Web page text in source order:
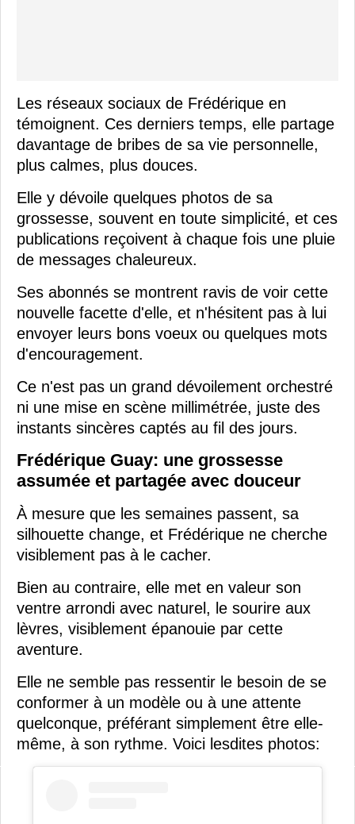
Les réseaux sociaux de Frédérique en
témoignent. Ces derniers temps, elle partage
davantage de bribes de sa vie personnelle,
plus calmes, plus douces.
Elle y dévoile quelques photos de sa
grossesse, souvent en toute simplicité, et ces
publications reçoivent à chaque fois une pluie
de messages chaleureux.
Ses abonnés se montrent ravis de voir cette
nouvelle facette d'elle, et n'hésitent pas à lui
envoyer leurs bons voeux ou quelques mots
d'encouragement.
Ce n'est pas un grand dévoilement orchestré
ni une mise en scène millimétrée, juste des
instants sincères captés au fil des jours.
Frédérique Guay: une grossesse
assumée et partagée avec douceur
À mesure que les semaines passent, sa
silhouette change, et Frédérique ne cherche
visiblement pas à le cacher.
Bien au contraire, elle met en valeur son
ventre arrondi avec naturel, le sourire aux
lèvres, visiblement épanouie par cette
aventure.
Elle ne semble pas ressentir le besoin de se
conformer à un modèle ou à une attente
quelconque, préférant simplement être elle-
même, à son rythme. Voici lesdites photos: